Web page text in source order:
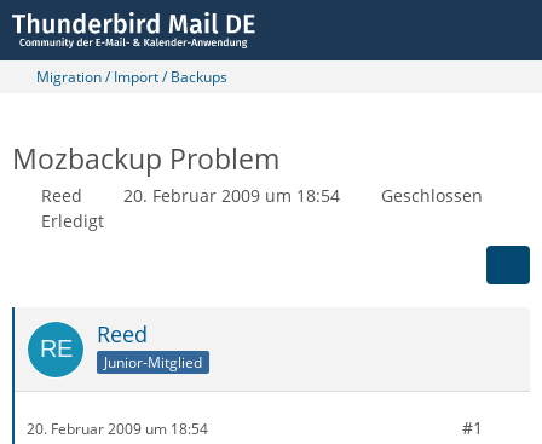
Migration / Import / Backups
Mozbackup Problem
Reed 20. Februar 2009 um 18:54
Geschlossen
Erledigt
Reed
Junior-Mitglied
20. Februar 2009 um 18:54 #1